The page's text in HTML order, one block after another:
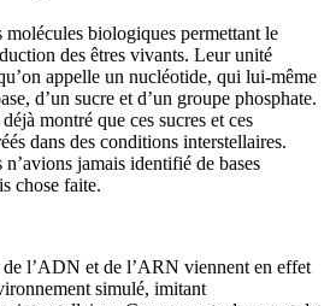
biologiques permettant le
des êtres vivants. Leur unité
appelle un nucléotide, qui lui-même
d’un sucre et d’un groupe phosphate.
montré que ces sucres et ces
dans des conditions interstellaires.
jamais identifié de bases
chose faite.
de l’ADN et de l’ARN viennent en effet
simulé, imitant